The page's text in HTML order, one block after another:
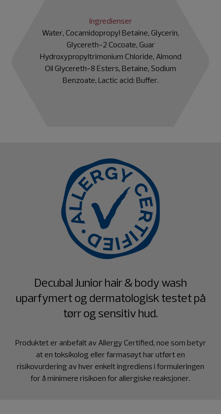
Ingredienser
Water, Cocamidopropyl Betaine, Glycerin,
Glycereth-2 Cocoate, Guar
Hydroxypropyltrimonium Chloride, Almond
Oil Glycereth-8 Esters, Betaine, Sodium
Benzoate, Lactic acid: Buffer.
Decubal Junior hair & body wash
uparfymert og dermatologisk testet på
tørr og sensitiv hud.
Produktet er anbefalt av Allergy Certified, noe som betyr
at en toksikolog eller farmasøyt har utført en
risikovurdering av hver enkelt ingrediens i formuleringen
for å minimere risikoen for allergiske reaksjoner.